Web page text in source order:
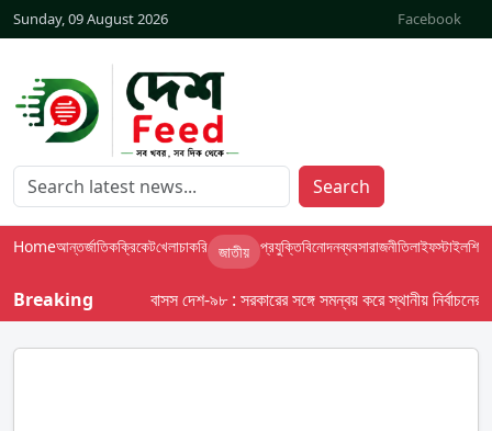
Sunday, 09 August 2026 Facebook
Search
Homeআন্তর্জাতিকক্রিকেটখেলাচাকরি জাতীয় প্রযুক্তিবিনোদনব্যবসারাজনীতিলাইফস্টাইলশিক্ষা
Breaking বাসস দেশ-৯৮ : সরকারের সঙ্গে সমন্বয় করে স্থানীয় নির্বাচনের